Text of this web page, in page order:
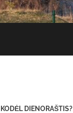
KODĖL DIENORAŠTIS?